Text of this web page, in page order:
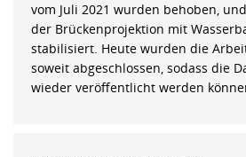
vom Juli 2021 wurden behoben,
der Brückenprojektion mit
stabilisiert. Heute wurden die
soweit abgeschlossen, sodass die
wieder veröffentlicht werden